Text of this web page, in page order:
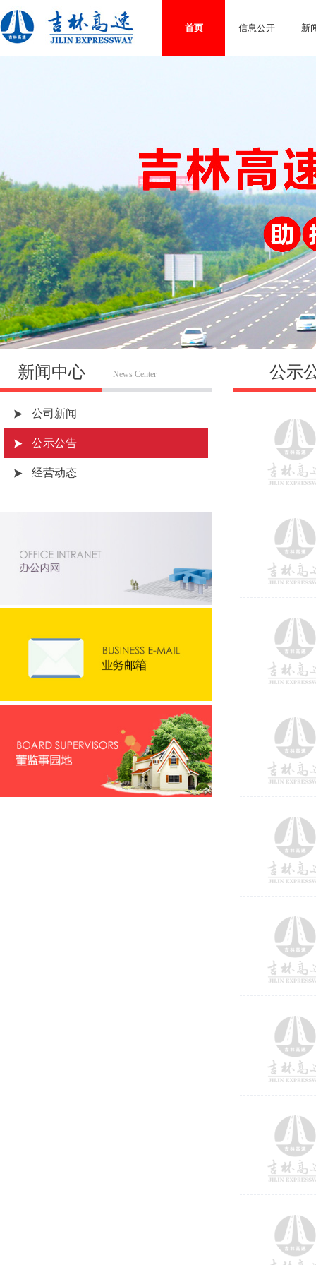
首页 信息公开 新
新闻中心 News Center
公司新闻
公示公告
经营动态
公示